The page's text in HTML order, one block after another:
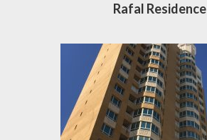
Rafal Residence